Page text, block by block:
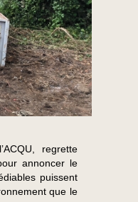
regrette
annoncer le
puissent
que le